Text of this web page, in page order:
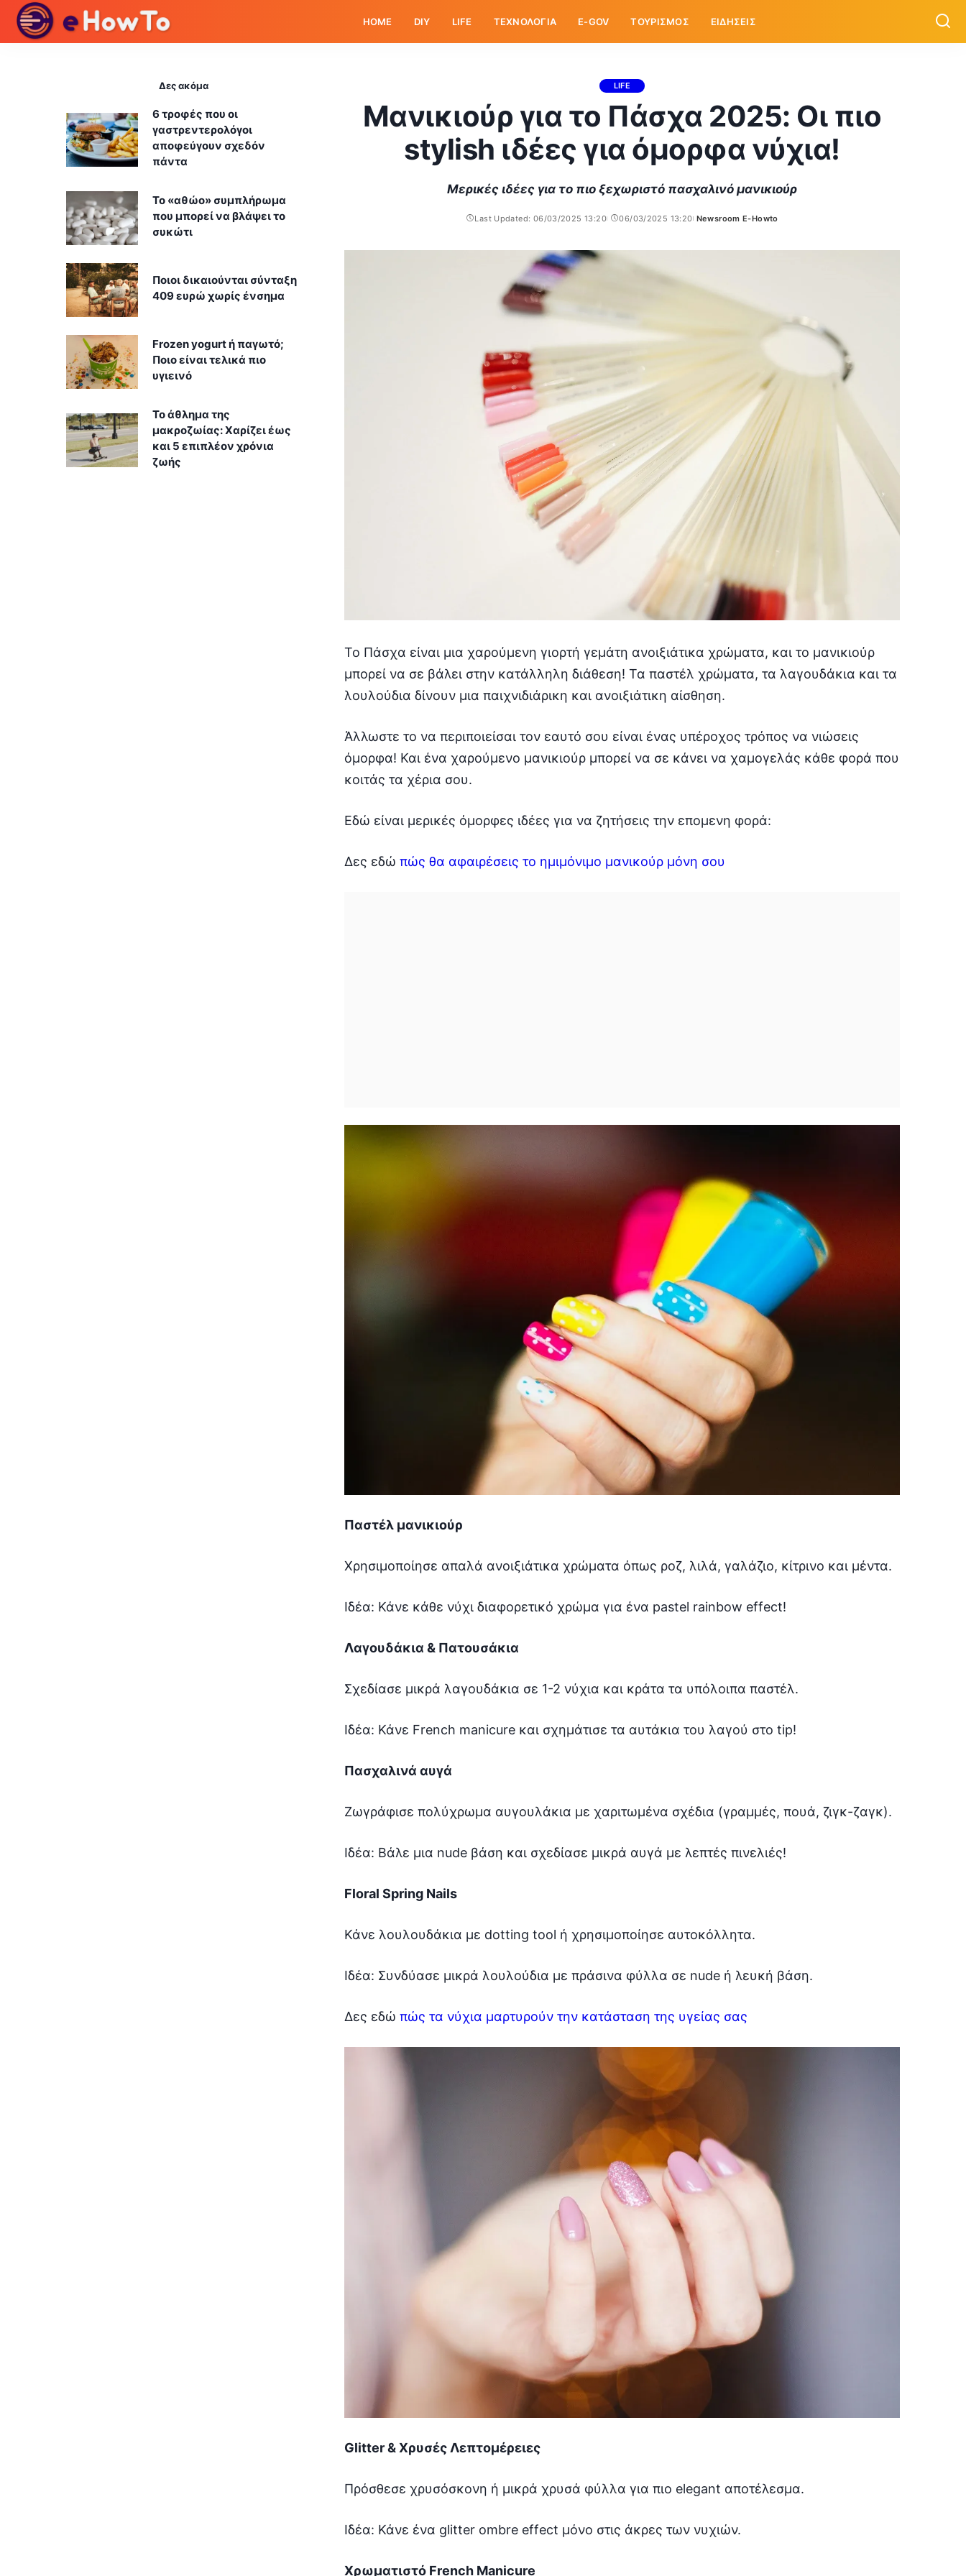
HOME DIY LIFE ΤΕΧΝΟΛΟΓΙΑ E-GOV ΤΟΥΡΙΣΜΟΣ ΕΙΔΗΣΕΙΣ
LIFE
Μανικιούρ για το Πάσχα 2025: Οι πιο
stylish ιδέες για όμορφα νύχια!
Μερικές ιδέες για το πιο ξεχωριστό πασχαλινό μανικιούρ
Last Updated: 06/03/2025 13:20 06/03/2025 13:20
Posted
Newsroom E-Howto
Το Πάσχα είναι μια χαρούμενη γιορτή γεμάτη ανοιξιάτικα χρώματα, και το μανικιούρ
μπορεί να σε βάλει στην κατάλληλη διάθεση! Τα παστέλ χρώματα, τα λαγουδάκια και τα
λουλούδια δίνουν μια παιχνιδιάρικη και ανοιξιάτικη αίσθηση.
Άλλωστε το να περιποιείσαι τον εαυτό σου είναι ένας υπέροχος τρόπος να νιώσεις
όμορφα! Και ένα χαρούμενο μανικιούρ μπορεί να σε κάνει να χαμογελάς κάθε φορά που
κοιτάς τα χέρια σου.
Εδώ είναι μερικές όμορφες ιδέες για να ζητήσεις την επομενη φορά:
Δες εδώ πώς θα αφαιρέσεις το ημιμόνιμο μανικούρ μόνη σου
Παστέλ μανικιούρ
Χρησιμοποίησε απαλά ανοιξιάτικα χρώματα όπως ροζ, λιλά, γαλάζιο, κίτρινο και μέντα.
Ιδέα: Κάνε κάθε νύχι διαφορετικό χρώμα για ένα pastel rainbow effect!
Λαγουδάκια & Πατουσάκια
Σχεδίασε μικρά λαγουδάκια σε 1-2 νύχια και κράτα τα υπόλοιπα παστέλ.
Ιδέα: Κάνε French manicure και σχημάτισε τα αυτάκια του λαγού στο tip!
Πασχαλινά αυγά
Ζωγράφισε πολύχρωμα αυγουλάκια με χαριτωμένα σχέδια (γραμμές, πουά, ζιγκ-ζαγκ).
Ιδέα: Βάλε μια nude βάση και σχεδίασε μικρά αυγά με λεπτές πινελιές!
Floral Spring Nails
Κάνε λουλουδάκια με dotting tool ή χρησιμοποίησε αυτοκόλλητα.
Ιδέα: Συνδύασε μικρά λουλούδια με πράσινα φύλλα σε nude ή λευκή βάση.
Δες εδώ πώς τα νύχια μαρτυρούν την κατάσταση της υγείας σας
Glitter & Χρυσές Λεπτομέρειες
Πρόσθεσε χρυσόσκονη ή μικρά χρυσά φύλλα για πιο elegant αποτέλεσμα.
Ιδέα: Κάνε ένα glitter ombre effect μόνο στις άκρες των νυχιών.
Χρωματιστό French Manicure
Δες ακόμα
6 τροφές που οι
γαστρεντερολόγοι
αποφεύγουν σχεδόν
πάντα
Το «αθώο» συμπλήρωμα
που μπορεί να βλάψει το
συκώτι
Ποιοι δικαιούνται σύνταξη
409 ευρώ χωρίς ένσημα
Frozen yogurt ή παγωτό;
Ποιο είναι τελικά πιο
υγιεινό
Το άθλημα της
μακροζωίας: Χαρίζει έως
και 5 επιπλέον χρόνια
ζωής